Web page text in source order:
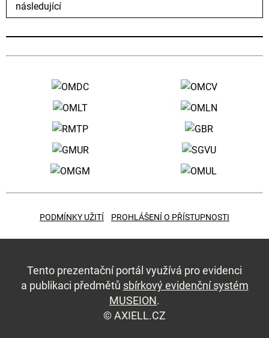
následující
PODMÍNKY UŽITÍ PROHLÁŠENÍ O PŘÍSTUPNOSTI
Tento prezentační portál využívá pro evidenci
a publikaci předmětů sbírkový evidenční systém
MUSEION.
©AXIELL.CZ